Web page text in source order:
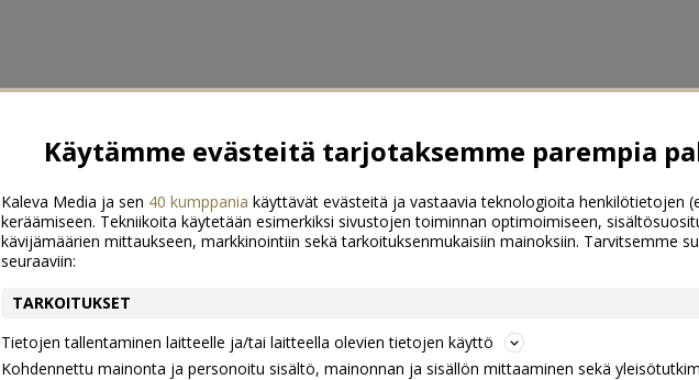
Käytämme evästeitä tarjotaksemme parempia
Kaleva Media ja sen 40 kumppania käyttävät evästeitä ja vastaavia teknologioita henkilötietojen
keräämiseen. Tekniikoita käytetään esimerkiksi sivustojen toiminnan optimoimiseen,
kävijämäärien mittaukseen, markkinointiin sekä tarkoituksenmukaisiin mainoksiin. Tarvitsemme
seuraaviin:
TARKOITUKSET
Tietojen tallentaminen laitteelle ja/tai laitteella olevien tietojen käyttö
Kohdennettu mainonta ja personoitu sisältö, mainonnan ja sisällön mittaaminen sekä